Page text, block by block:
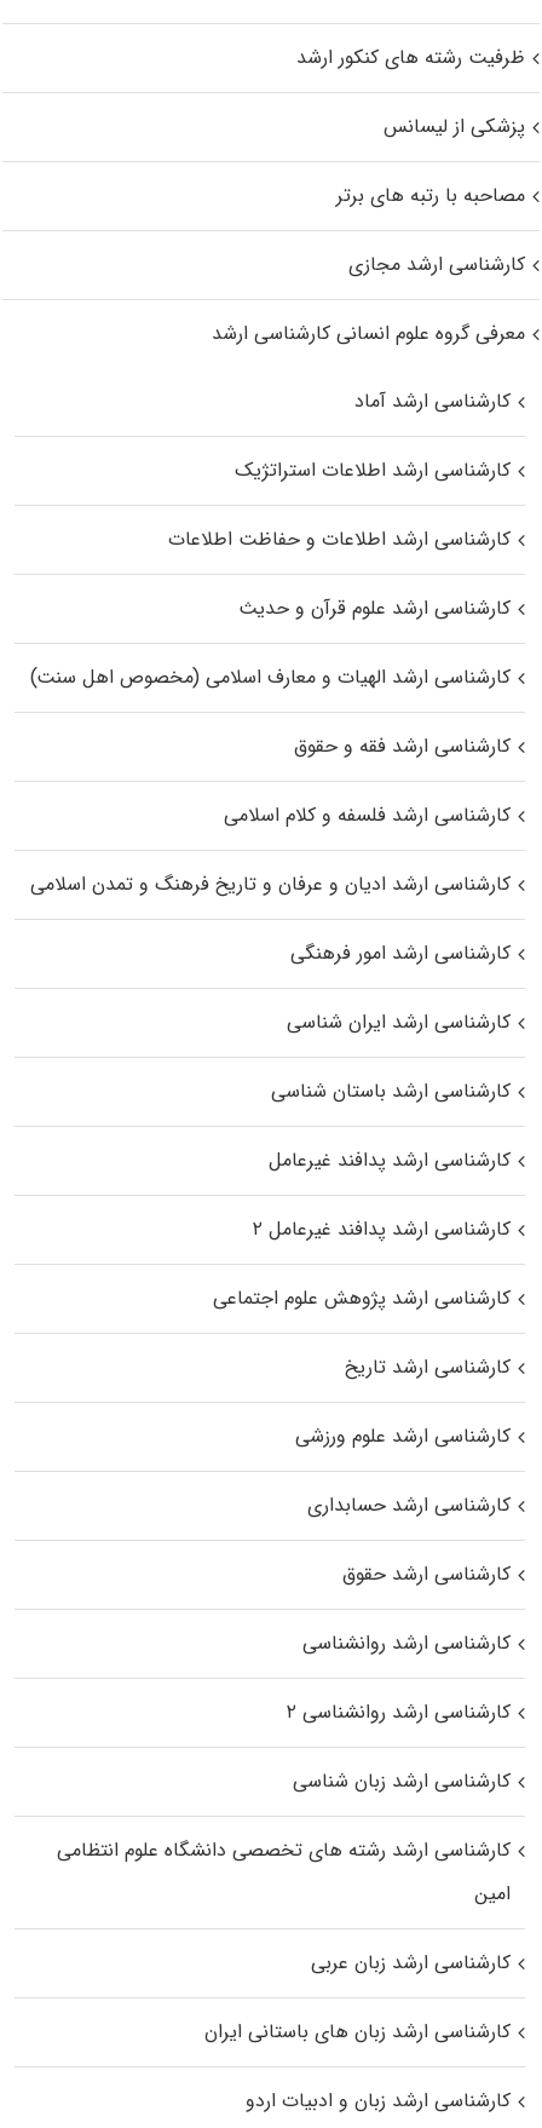
ظرفیت رشته های کنکور ارشد
پزشکی از لیسانس
مصاحبه با رتبه های برتر
کارشناسی ارشد مجازی
معرفی گروه علوم انسانی کارشناسی ارشد
کارشناسی ارشد آماد
کارشناسی ارشد اطلاعات استراتژیک
کارشناسی ارشد اطلاعات و حفاظت اطلاعات
کارشناسی ارشد علوم قرآن و حدیث
کارشناسی ارشد الهیات و معارف اسلامی (مخصوص اهل سنت)
کارشناسی ارشد فقه و حقوق
کارشناسی ارشد فلسفه و کلام اسلامی
کارشناسی ارشد ادیان و عرفان و تاریخ فرهنگ و تمدن اسلامی
کارشناسی ارشد امور فرهنگی
کارشناسی ارشد ایران شناسی
کارشناسی ارشد باستان شناسی
کارشناسی ارشد پدافند غیرعامل
کارشناسی ارشد پدافند غیرعامل ۲
کارشناسی ارشد پژوهش علوم اجتماعی
کارشناسی ارشد تاریخ
کارشناسی ارشد علوم ورزشی
کارشناسی ارشد حسابداری
کارشناسی ارشد حقوق
کارشناسی ارشد روانشناسی
کارشناسی ارشد روانشناسی ۲
کارشناسی ارشد زبان شناسی
کارشناسی ارشد رﺷﺘﻪ ﻫﺎی تخصصی داﻧﺸﮕﺎه ﻋﻠﻮم انتظامی
اﻣﻴﻦ
کارشناسی ارشد زبان عربی
کارشناسی ارشد زبان‌ های باستانی ایران
کارشناسی ارشد زبان و ادبیات اردو